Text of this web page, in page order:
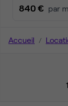
840 € par
Accueil
1